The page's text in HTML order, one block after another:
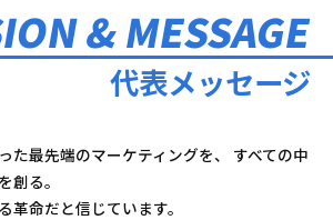
& MESSAGE
代表メッセージ
た最先端のマーケティングを、
すべての中
創る。
革命だと信じています。